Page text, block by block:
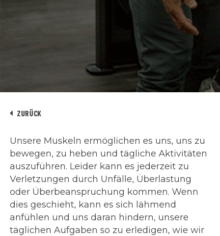
ZURÜCK
Unsere Muskeln ermöglichen es uns, uns zu
bewegen, zu heben und tägliche Aktivitäten
auszuführen. Leider kann es jederzeit zu
Verletzungen durch Unfälle, Überlastung
oder Überbeanspruchung kommen. Wenn
dies geschieht, kann es sich lähmend
anfühlen und uns daran hindern, unsere
täglichen Aufgaben so zu erledigen, wie wir